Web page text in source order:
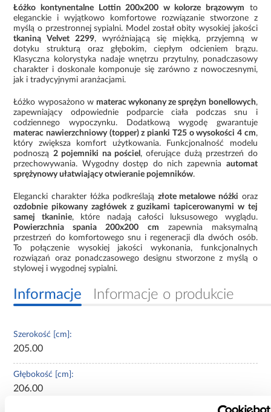
Łóżko kontynentalne Lottin 200x200 w kolorze brązowym to
eleganckie i wyjątkowo komfortowe rozwiązanie stworzone z
myślą o przestronnej sypialni. Model został obity wysokiej jakości
tkaniną Velvet 2299, wyróżniającą się miękką, przyjemną w
dotyku strukturą oraz głębokim, ciepłym odcieniem brązu.
Klasyczna kolorystyka nadaje wnętrzu przytulny, ponadczasowy
charakter i doskonale komponuje się zarówno z nowoczesnymi,
jak i tradycyjnymi aranżacjami.
Łóżko wyposażono w materac wykonany ze sprężyn bonellowych,
zapewniający odpowiednie podparcie ciała podczas snu i
codziennego wypoczynku. Dodatkową wygodę gwarantuje
materac nawierzchniowy (topper) z pianki T25 o wysokości 4 cm,
który zwiększa komfort użytkowania. Funkcjonalność modelu
podnoszą 2 pojemniki na pościel , oferujące dużą przestrzeń do
przechowywania. Wygodny dostęp do nich zapewnia automat
sprężynowy ułatwiający otwieranie pojemników.
Elegancki charakter łóżka podkreślają złote metalowe nóżki oraz
ozdobnie pikowany zagłówek z guzikami tapicerowanymi w tej
samej tkaninie, które nadają całości luksusowego wyglądu.
Powierzchnia spania 200x200 cm zapewnia maksymalną
przestrzeń do komfortowego snu i regeneracji dla dwóch osób.
To połączenie wysokiej jakości wykonania, funkcjonalnych
rozwiązań oraz ponadczasowego designu stworzone z myślą o
stylowej i wygodnej sypialni.
Informacje Informacje o produkcie
Szerokość [cm]:
205.00
Głębokość [cm]:
206.00